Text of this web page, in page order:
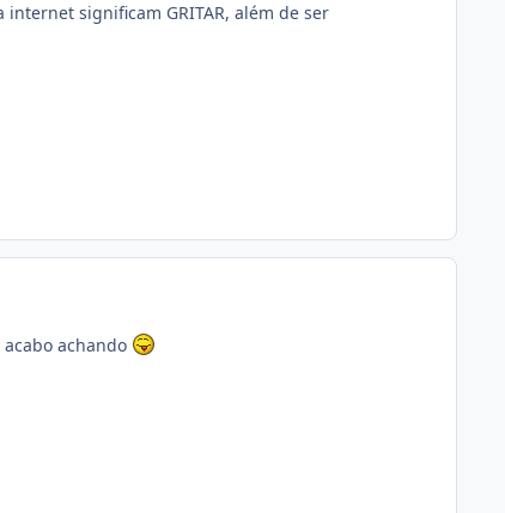
internet significam GRITAR, além de ser
achando